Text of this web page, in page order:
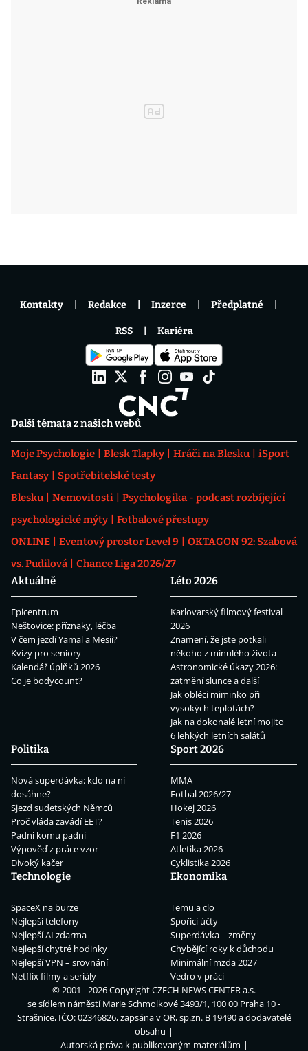
Další témata z našich webů
Moje Psychologie Blesk Tlapky Hráči na Blesku
iSport
Fantasy
Spotřebitelské testy
Blesku
Nemovitosti
Psychologika - podcast rozbíjející
psychologické mýty
Fotbalové přestupy
ONLINE
Eventový prostor Level 9
OKTAGON 92: Szabová
vs. Pudilová
Chance Liga 2026/27
Aktuálně
Epicentrum
Neštovice: příznaky, léčba
V čem jezdí Yamal a Mesii?
Kvízy pro seniory
Kalendář úplňků 2026
Co je bodycount?
Léto 2026
Karlovarský filmový festival
2026
Znamení, že jste potkali
někoho z minulého života
Astronomické úkazy 2026:
zatmění slunce a další
Jak obléci miminko při
vysokých teplotách?
Jak na dokonalé letní mojito
6 lehkých letních salátů
Politika
Nová superdávka: kdo na ní
dosáhne?
Sjezd sudetských Němců
Proč vláda zavádí EET?
Padni komu padni
Výpověď z práce vzor
Divoký kačer
Sport 2026
MMA
Fotbal 2026/27
Hokej 2026
Tenis 2026
F1 2026
Atletika 2026
Cyklistika 2026
Technologie
SpaceX na burze
Nejlepší telefony
Nejlepší AI zdarma
Nejlepší chytré hodinky
Nejlepší VPN – srovnání
Netflix filmy a seriály
Ekonomika
Temu a clo
Spořicí účty
Superdávka – změny
Chybějící roky k důchodu
Minimální mzda 2027
Vedro v práci
Kontakty Redakce Inzerce Předplatné
RSS Kariéra
© 2001 - 2026 CopyrightCZECH NEWS CENTER a.s.
se sídlem náměstí Marie Schmolkové 3493/1, 100 00 Praha 10 -
Strašnice, IČO: 02346826, zapsána v OR, sp.zn. B 19490 a dodavatelé
obsahu
Autorská práva k publikovaným materiálům